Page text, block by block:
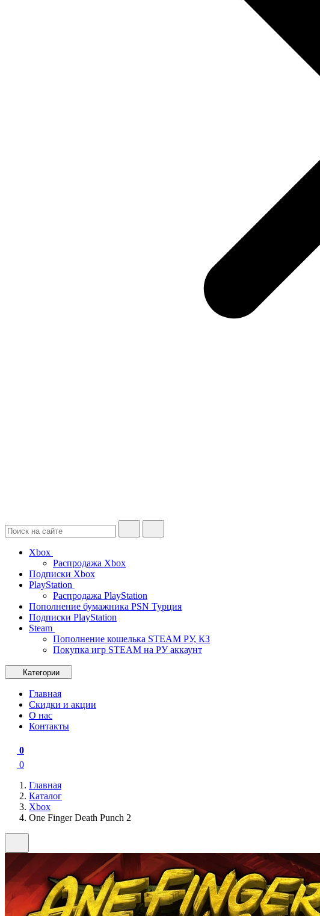
Xbox
Распродажа Xbox
Подписки Xbox
PlayStation
Распродажа PlayStation
Пополнение бумажника PSN Турция
Подписки PlayStation
Steam
Пополнение кошелька STEAM РУ, КЗ
Покупка игр STEAM на РУ аккаунт
Категории
Главная
Скидки и акции
О нас
Контакты
0
0
Главная
Каталог
Xbox
One Finger Death Punch 2